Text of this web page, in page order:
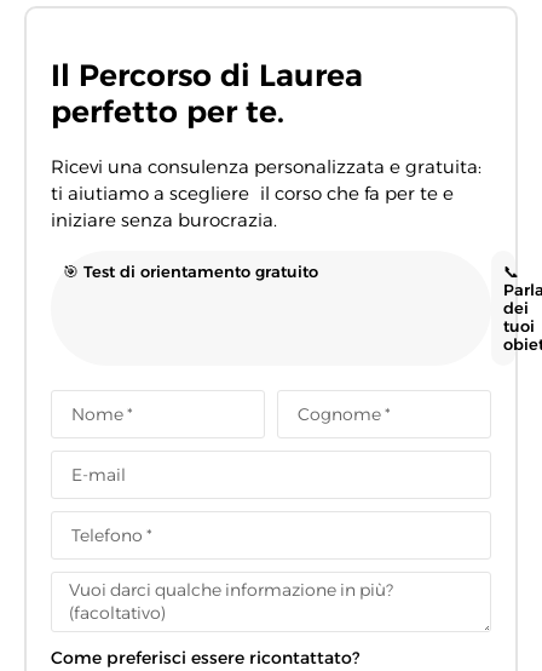
Il Percorso di Laurea
perfetto per te.
Ricevi una consulenza personalizzata e gratuita:
ti aiutiamo a scegliere il corso che fa per te e
iniziare senza burocrazia.
🎯 Test di orientamento gratuito
📞
dei
tuoi
Come preferisci essere ricontattato?